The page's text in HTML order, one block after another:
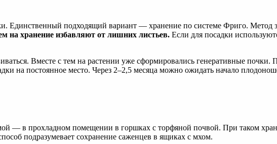
Единственный подходящий вариант — хранение по системе Фриго. Метод
на хранение избавляют от лишних листьев. Если для посадки
Вместе с тем на растении уже сформировались генеративные почки.
на постоянное место. Через 2–2,5 месяца можно ожидать начало
— в прохладном помещении в горшках с торфяной почвой. При таком
подразумевает сохранение саженцев в ящиках с мхом.